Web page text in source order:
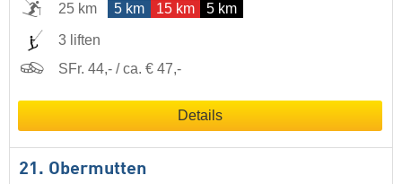
25 km
5 km 15 km 5 km
3 liften
SFr. 44,- / ca. € 47,-
Details
21. Obermutten